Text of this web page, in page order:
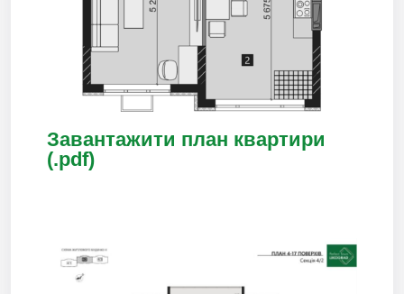
Завантажити план квартири
(.pdf)